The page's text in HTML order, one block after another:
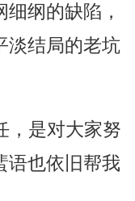
纲的缺陷，
淡结局的老坑
，是对大家努
语也依旧帮我